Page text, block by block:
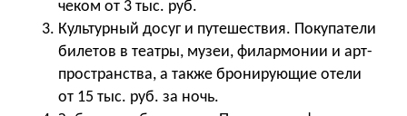
чеком от 3 тыс. руб.
Культурный досуг и путешествия. Покупатели
билетов в театры, музеи, филармонии и арт-
пространства, а также бронирующие отели
от 15 тыс. руб. за ночь.